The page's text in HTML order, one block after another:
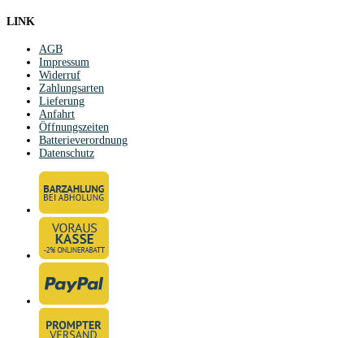
LINK
AGB
Impressum
Widerruf
Zahlungsarten
Lieferung
Anfahrt
Öffnungszeiten
Batterieverordnung
Datenschutz